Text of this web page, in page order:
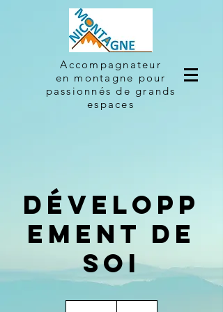
Accompagnateur
en montagne pour
passionnés de grands
espaces
Développ
ement de
soi